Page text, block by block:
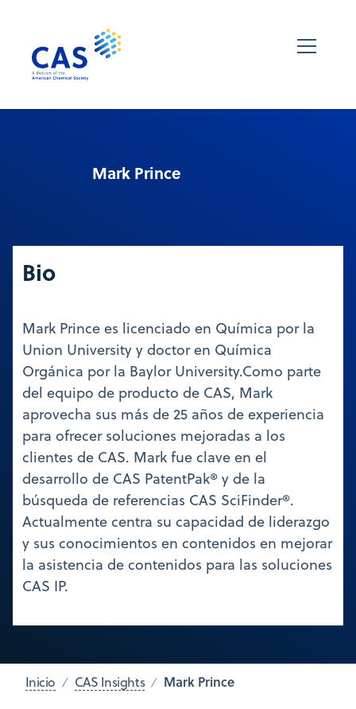
Mark Prince
Bio
Mark Prince es licenciado en Química por la
Union University y doctor en Química
Orgánica por la Baylor University.Como parte
del equipo de producto de CAS, Mark
aprovecha sus más de 25 años de experiencia
para ofrecer soluciones mejoradas a los
clientes de CAS. Mark fue clave en el
desarrollo de CAS PatentPak® y de la
búsqueda de referencias CAS SciFinder®.
Actualmente centra su capacidad de liderazgo
y sus conocimientos en contenidos en mejorar
la asistencia de contenidos para las soluciones
CAS IP.
Inicio CAS Insights Mark Prince